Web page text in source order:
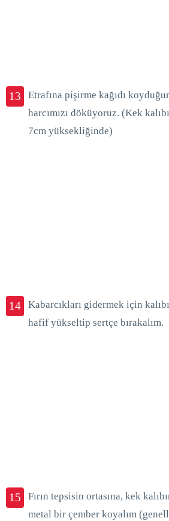
13
Etrafına pişirme kağıdı
harcımızı döküyoruz. (Kek
7cm yüksekliğinde)
14
Kabarcıkları gidermek için
hafif yükseltip sertçe bırakalım.
15
Fırın tepsisin ortasına, kek
metal bir çember koyalım